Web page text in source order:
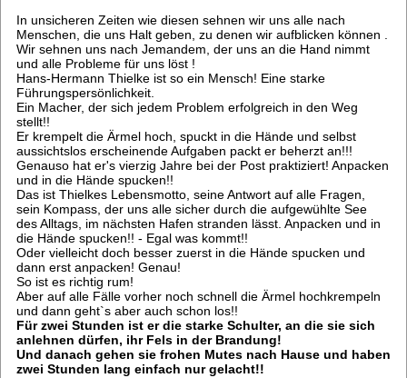
In unsicheren Zeiten wie diesen sehnen wir uns alle nach
Menschen, die uns Halt geben, zu denen wir aufblicken können .
Wir sehnen uns nach Jemandem, der uns an die Hand nimmt
und alle Probleme für uns löst !
Hans-Hermann Thielke ist so ein Mensch! Eine starke
Führungspersönlichkeit.
Ein Macher, der sich jedem Problem erfolgreich in den Weg
stellt!!
Er krempelt die Ärmel hoch, spuckt in die Hände und selbst
aussichtslos erscheinende Aufgaben packt er beherzt an!!!
Genauso hat er's vierzig Jahre bei der Post praktiziert! Anpacken
und in die Hände spucken!!
Das ist Thielkes Lebensmotto, seine Antwort auf alle Fragen,
sein Kompass, der uns alle sicher durch die aufgewühlte See
des Alltags, im nächsten Hafen stranden lässt. Anpacken und in
die Hände spucken!! - Egal was kommt!!
Oder vielleicht doch besser zuerst in die Hände spucken und
dann erst anpacken! Genau!
So ist es richtig rum!
Aber auf alle Fälle vorher noch schnell die Ärmel hochkrempeln
und dann geht`s aber auch schon los!!
Für zwei Stunden ist er die starke Schulter, an die sie sich
anlehnen dürfen, ihr Fels in der Brandung!
Und danach gehen sie frohen Mutes nach Hause und haben
zwei Stunden lang einfach nur gelacht!!